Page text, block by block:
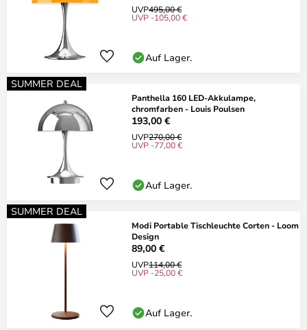
UVP495,00 €
UVP -105,00 €
Auf Lager.
SUMMER DEAL
Panthella 160 LED-Akkulampe,
chromfarben - Louis Poulsen
193,00 €
UVP270,00 €
UVP -77,00 €
Auf Lager.
SUMMER DEAL
Modi Portable Tischleuchte Corten - Loom
Design
89,00 €
UVP114,00 €
UVP -25,00 €
Auf Lager.